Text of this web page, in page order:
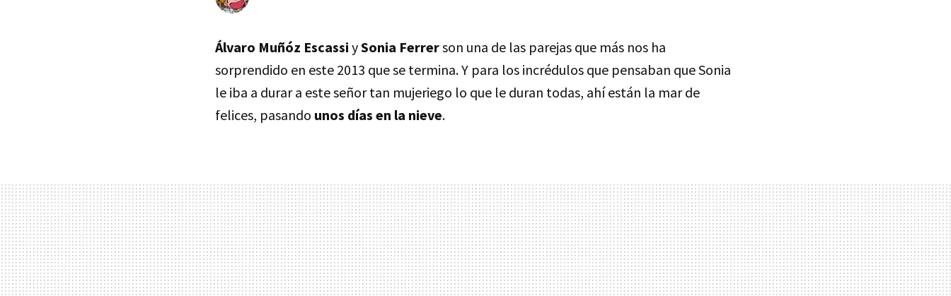
Álvaro Muñóz Escassi ySonia Ferrerson una de las parejas que más nos ha
sorprendido en este 2013 que se termina. Y para los incrédulos que pensaban que Sonia
le iba a durar a este señor tan mujeriego lo que le duran todas, ahí están la mar de
felices, pasando unos días en la nieve.